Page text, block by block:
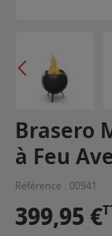
Brasero
à Feu
Référence : 00941
399,95 €